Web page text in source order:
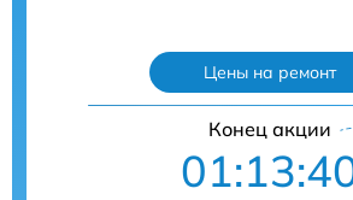
Цены на ремонт
Конец акции